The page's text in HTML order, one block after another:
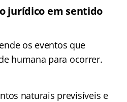
jurídico em sentido
os eventos que
humana para ocorrer.
naturais previsíveis e